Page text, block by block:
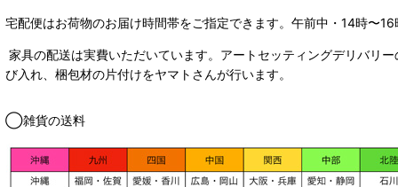
宅配便はお荷物のお届け時間帯をご指定できます。 午前中・14時〜
家具の配送は実費いただいています。アートセッティングデリバリ
び入れ、梱包材の片付けをヤマトさんが行います。
◯雑貨の送料